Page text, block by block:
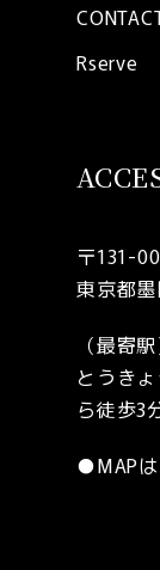
Rserve
〒131-
東京都
（最寄駅
とうき
ら徒歩3
●MAP